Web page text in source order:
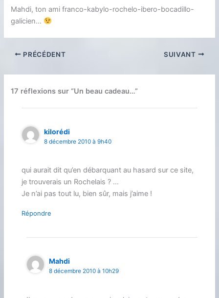
Mahdi, ton ami franco-kabylo-rochelo-ibero-bocadillo-
galicien…
PRÉCÉDENT SUIVANT
17 réflexions sur “Un beau cadeau…”
kilorédi
8 décembre 2010 à 9h40
qui aurait dit qu’en débarquant au hasard sur ce site,
je trouverais un Rochelais ? …
Je n’ai pas tout lu, bien sûr, mais j’aime !
Répondre
Mahdi
8 décembre 2010 à 10h29